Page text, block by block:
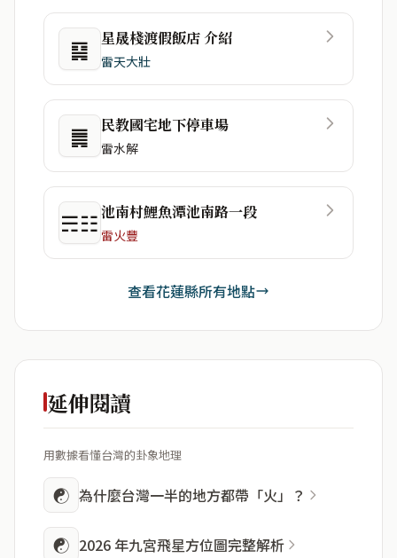
䷑ 星晟棧渡假飯店 介紹
雷天大壯
䷫ 民教國宅地下停車場
雷水解
☴☷池南村鯉魚潭池南路一段
雷火豐
查看花蓮縣所有地點
延伸閱讀
用數據看懂台灣的卦象地理
☯ 為什麼台灣一半的地方都帶「火」？
☯ 2026 年九宮飛星方位圖完整解析